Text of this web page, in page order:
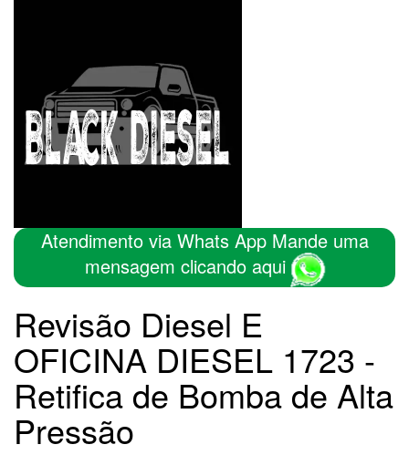
Atendimento via Whats App Mande uma
mensagem clicando aqui
Revisão Diesel E
OFICINA DIESEL 1723 -
Retifica de Bomba de Alta
Pressão